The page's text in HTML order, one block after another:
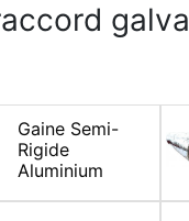
galva
Gaine Semi-
Rigide
Aluminium